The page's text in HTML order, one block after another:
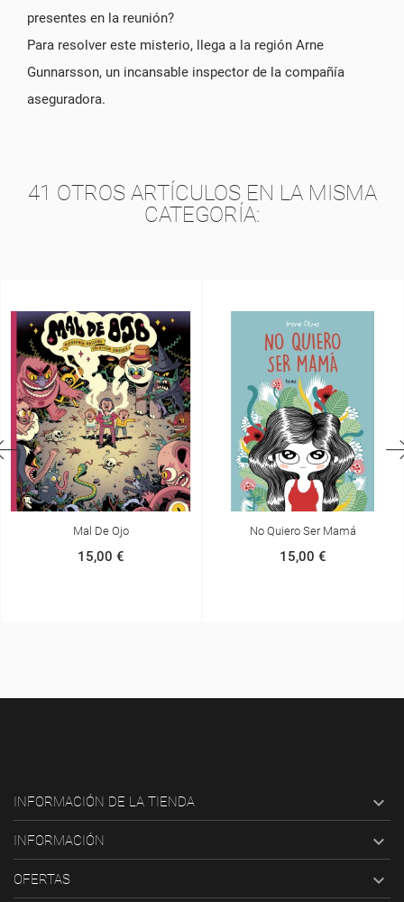
presentes en la reunión?
Para resolver este misterio, llega a la región Arne
Gunnarsson, un incansable inspector de la compañía
aseguradora.
41 OTROS ARTÍCULOS EN LA MISMA
CATEGORÍA:
No Quiero Ser Mamá
INFORMACIÓN DE LA TIENDA 
INFORMACIÓN 
OFERTAS 